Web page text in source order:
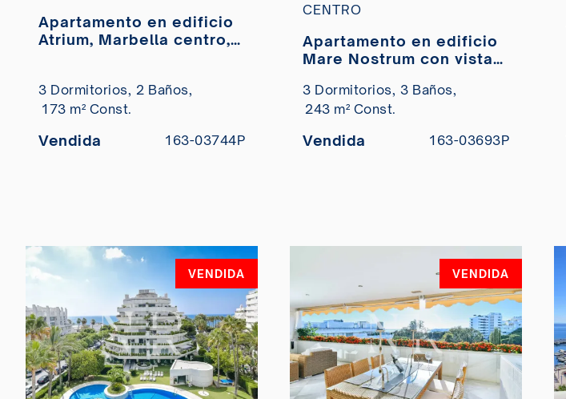
Apartamento en edificio
Atrium, Marbella centro, a
3 Dormitorios, 2 Baños,
173 m² Const.
Vendida 163-03744P
CENTRO
Apartamento en edificio
Mare Nostrum con vistas
3 Dormitorios, 3 Baños,
243 m² Const.
Vendida 163-03693P
VENDIDA VENDIDA